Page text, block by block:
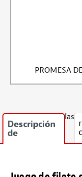
PROMESA DE
Descripción
de
las